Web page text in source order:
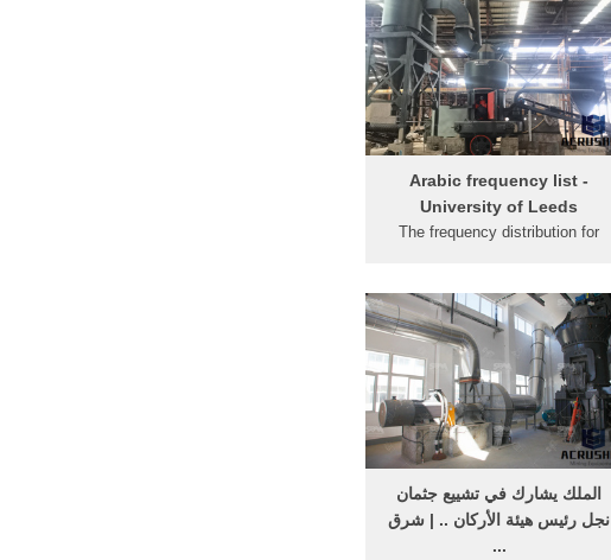
تلفون: 01490401 ..
Arabic frequency list -
University of Leeds
The frequency distribution for
- corpus size: 193842936 tokens
...
الملك يشارك في تشييع جثمان
نجل رئيس هيئة الأركان .. | شرق
...